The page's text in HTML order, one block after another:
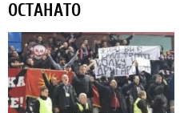
ОСТАНАТО